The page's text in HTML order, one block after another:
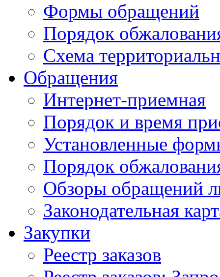
Формы обращений
Порядок
Схема
Обращения
Интернет-приемная
Порядок и время
Установленные
Порядок
Обзоры обращений
Законодательная
Закупки
Реестр заказов